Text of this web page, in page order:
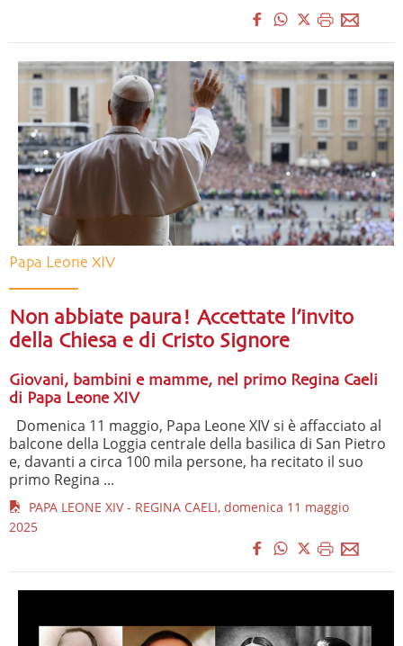
Papa Leone XIV
Non abbiate paura! Accettate l’invito
della Chiesa e di Cristo Signore
Giovani, bambini e mamme, nel primo Regina Caeli
di Papa Leone XIV
Domenica 11 maggio, Papa Leone XIV si è affacciato al
balcone della Loggia centrale della basilica di San Pietro
e, davanti a circa 100 mila persone, ha recitato il suo
primo Regina ...
PAPA LEONE XIV - REGINA CAELI, domenica 11 maggio
2025